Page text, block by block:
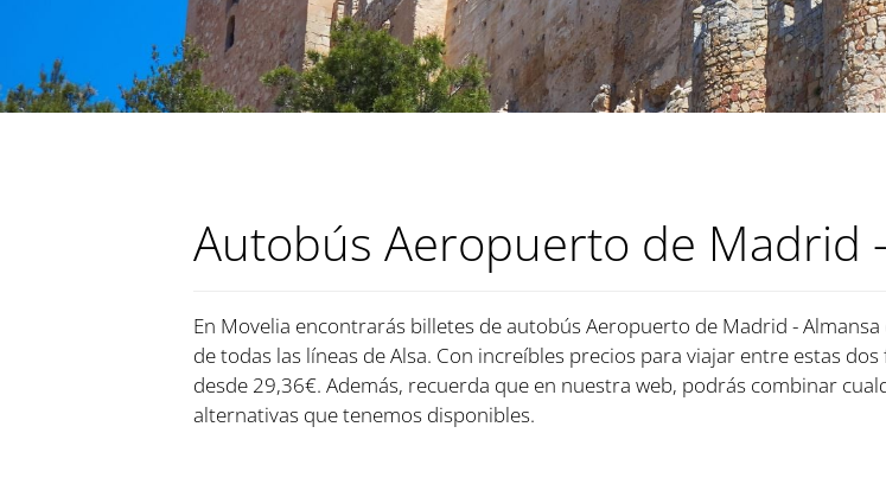
Autobús Aeropuerto de Madrid
En Movelia encontrarás billetes de autobús Aeropuerto de Madrid -
de todas las líneas de Alsa. Con increíbles precios para viajar entre estas
desde 29,36€. Además, recuerda que en nuestra web, podrás combinar
alternativas que tenemos disponibles.